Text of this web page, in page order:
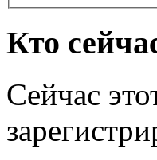
Кто
Сейчас